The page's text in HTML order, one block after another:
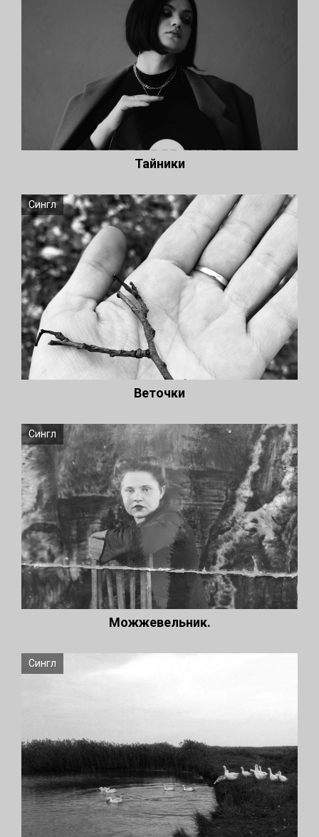
Тайники
Сингл
Веточки
Сингл
Можжевельник.
Сингл